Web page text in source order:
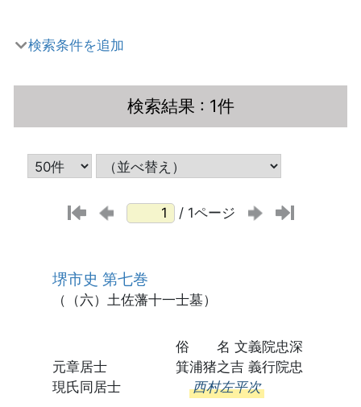
検索条件を追加
検索結果 : 1件
/ 1ページ
堺市史 第七巻
（（六）土佐藩十一士墓）
俗 名 文義院忠深
元章居士 箕浦猪之吉 義行院忠
現氏同居士 西村左平次